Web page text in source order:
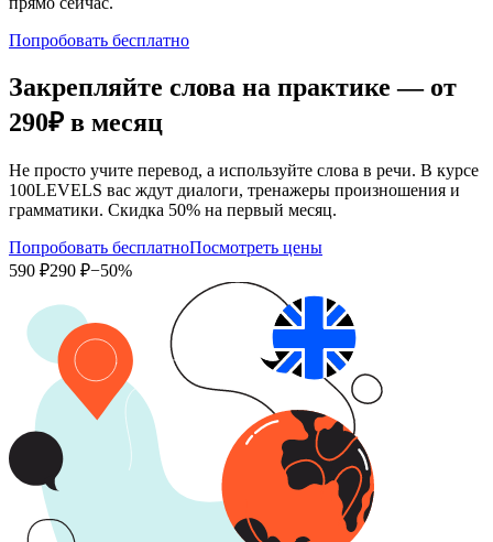
Попробовать бесплатно
Закрепляйте слова на практике — от
290₽ в месяц
Не просто учите перевод, а используйте слова в речи. В курсе
100LEVELS вас ждут диалоги, тренажеры произношения и
грамматики. Скидка 50% на первый месяц.
Попробовать бесплатноПосмотреть цены
590 ₽290 ₽−50%